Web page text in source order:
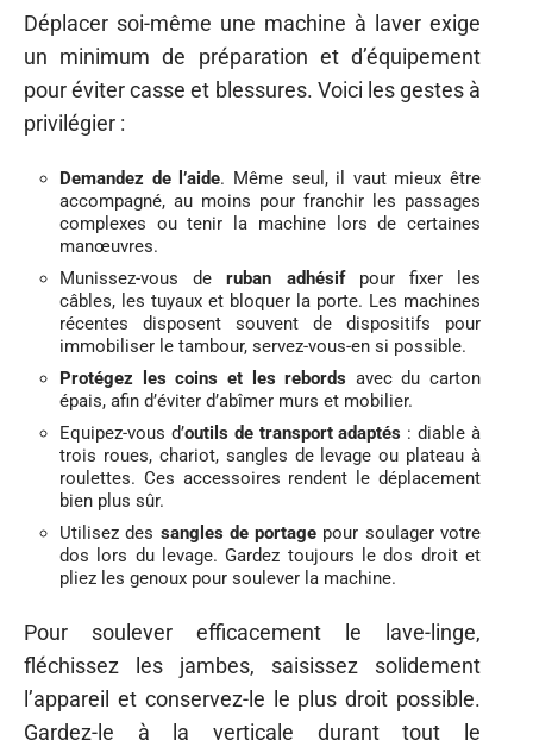
Déplacer soi-même une machine à laver exige
un minimum de préparation et d’équipement
pour éviter casse et blessures. Voici les gestes à
privilégier :
Demandez de l’aide. Même seul, il vaut mieux être
accompagné, au moins pour franchir les passages
complexes ou tenir la machine lors de certaines
manœuvres.
Munissez-vous deruban adhésifpour fixer les
câbles, les tuyaux et bloquer la porte. Les machines
récentes disposent souvent de dispositifs pour
immobiliser le tambour, servez-vous-en si possible.
Protégez les coins et les rebords avec du carton
épais, afin d’éviter d’abîmer murs et mobilier.
Equipez-vous d’outils de transport adaptés : diable à
trois roues, chariot, sangles de levage ou plateau à
roulettes. Ces accessoires rendent le déplacement
bien plus sûr.
Utilisez des sangles de portage pour soulager votre
dos lors du levage. Gardez toujours le dos droit et
pliez les genoux pour soulever la machine.
Pour soulever efficacement le lave-linge,
fléchissez les jambes, saisissez solidement
l’appareil et conservez-le le plus droit possible.
Gardez-le à la verticale durant tout le